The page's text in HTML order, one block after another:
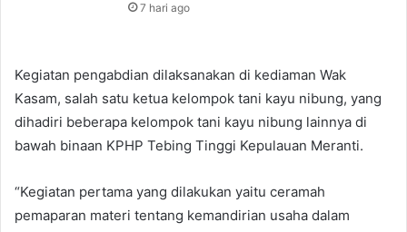
7 hari ago
Kegiatan pengabdian dilaksanakan di kediaman Wak
Kasam, salah satu ketua kelompok tani kayu nibung, yang
dihadiri beberapa kelompok tani kayu nibung lainnya di
bawah binaan KPHP Tebing Tinggi Kepulauan Meranti.
“Kegiatan pertama yang dilakukan yaitu ceramah
pemaparan materi tentang kemandirian usaha dalam